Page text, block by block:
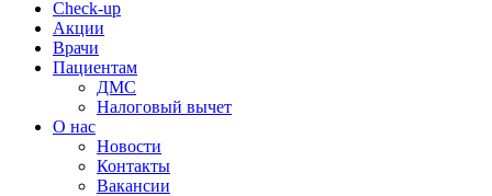
Check-up
Акции
Врачи
Пациентам
ДМС
Налоговый вычет
О нас
Новости
Контакты
Вакансии